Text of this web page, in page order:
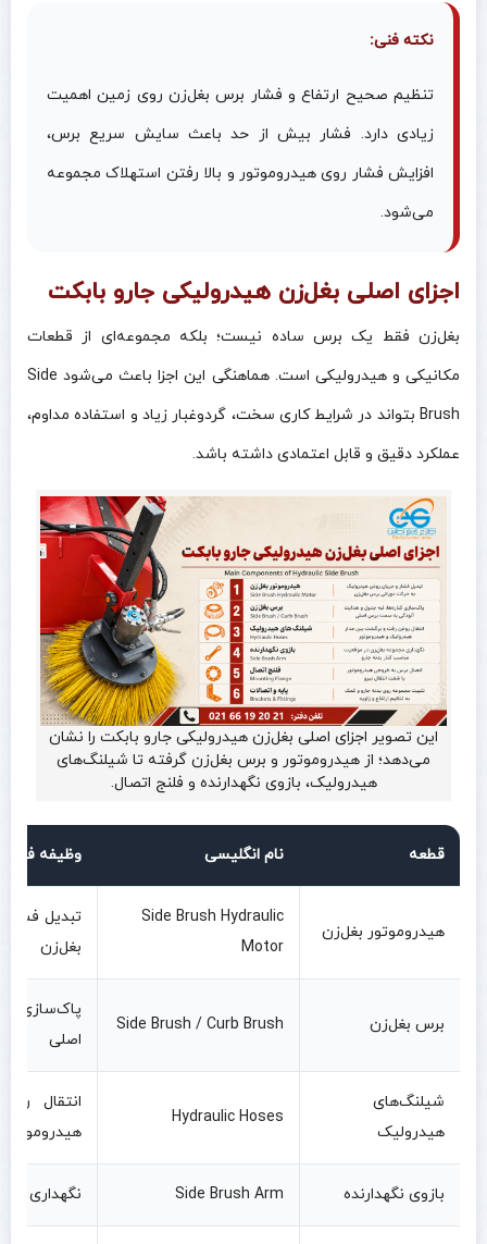
نکته فنی:
تنظیم صحیح ارتفاع و فشار برس بغل‌زن روی زمین اهمیت
زیادی دارد. فشار بیش از حد باعث سایش سریع برس،
افزایش فشار روی هیدروموتور و بالا رفتن استهلاک مجموعه
می‌شود.
اجزای اصلی بغل‌زن هیدرولیکی جارو بابکت
بغل‌زن فقط یک برس ساده نیست؛ بلکه مجموعه‌ای از قطعات
مکانیکی و هیدرولیکی است. هماهنگی این اجزا باعث می‌شود Side
Brush بتواند در شرایط کاری سخت، گردوغبار زیاد و استفاده مداوم،
عملکرد دقیق و قابل اعتمادی داشته باشد.
این تصویر اجزای اصلی بغل‌زن هیدرولیکی جارو بابکت را نشان
می‌دهد؛ از هیدروموتور و برس بغل‌زن گرفته تا شیلنگ‌های
هیدرولیک، بازوی نگهدارنده و فلنج اتصال.
قطعه نام انگلیسی وظیفه فنی
هیدروموتور بغل‌زن
Side Brush Hydraulic
Motor
تبدیل
بغل‌زن
برس بغل‌زن Side Brush / Curb Brush
پاک‌سازی
اصلی
شیلنگ‌های
هیدرولیک
Hydraulic Hoses
انتقال
هیدروموتور
بازوی نگهدارنده Side Brush Arm نگهداری